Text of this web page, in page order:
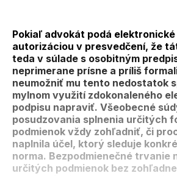
Pokiaľ advokát podá elektronické
autorizáciou v presvedčení, že
teda v súlade s osobitným
neprimerane prísne a príliš
neumožniť mu tento nedostatok
mylnom využití zdokonaleného
podpisu napraviť. Všeobecné
posudzovania splnenia určitých
podmienok vždy zohľadniť, či
naplnila účel, ktorý sleduje
norma. Bezpodmienečné trvanie
určitých podmienok bez